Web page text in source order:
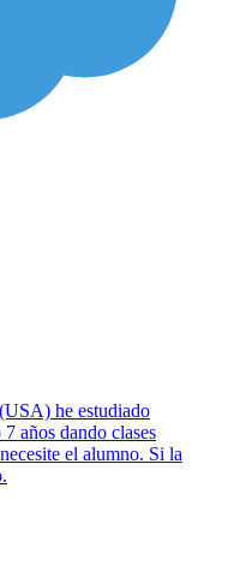
he estudiado
años dando clases
el alumno. Si la